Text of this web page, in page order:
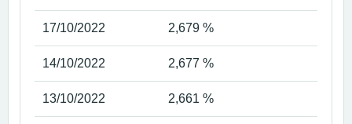
17/10/2022 2,679 %
14/10/2022 2,677 %
13/10/2022 2,661 %